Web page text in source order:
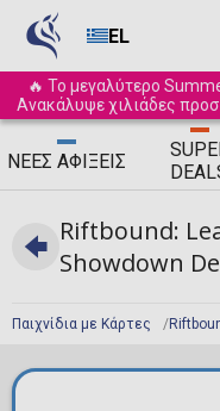
EL
🔥 Το μεγαλύτερο
Ανακάλυψε χιλιάδες
ΝΈΕΣ ΑΦΊΞΕΙΣ
Παιχνίδια με Κάρτες
Riftbound:
Showdown